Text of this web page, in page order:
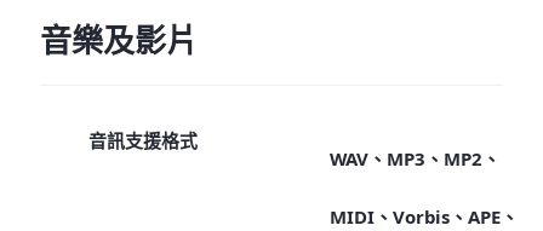
音樂及影片
音訊支援格式
WAV、MP3、MP2、
MIDI、Vorbis、APE、